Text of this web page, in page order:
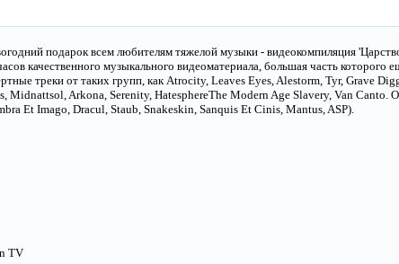
подарок всем любителям тяжелой музыки - видеокомпиляция
качественного музыкального видеоматериала, большая часть которого
треки от таких групп, как Atrocity, Leaves Eyes, Alestorm, Tyr, Grave
Midnattsol, Arkona, Serenity, HatesphereThe Modern Age Slavery, Van
Et Imago, Dracul, Staub, Snakeskin, Sanquis Et Cinis, Mantus, ASP).
TV